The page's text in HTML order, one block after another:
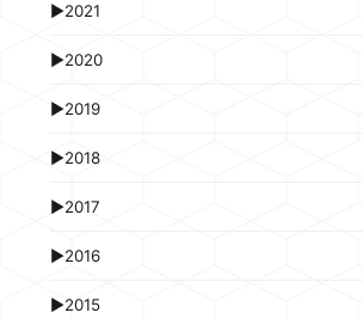
►2021
►2020
►2019
►2018
►2017
►2016
►2015